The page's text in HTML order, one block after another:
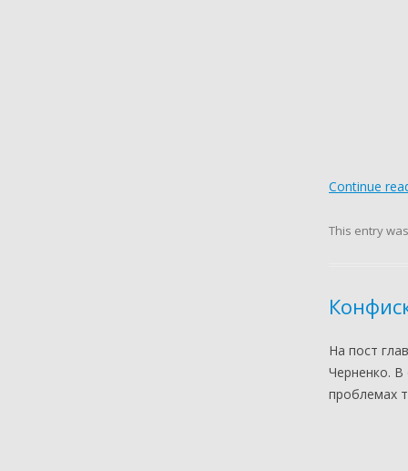
Continue
This entry
На пост
Черненко.
проблемах